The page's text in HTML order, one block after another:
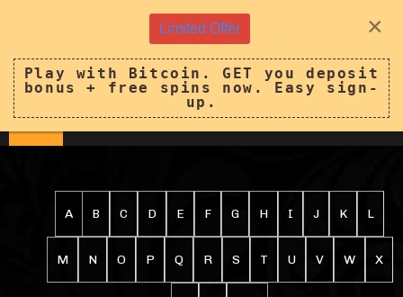
A B C D E F G H I J K L
M N O P Q R S T U V W X
×
Limited Offer
Play with Bitcoin. GET you deposit
bonus + free spins now. Easy sign-
up.